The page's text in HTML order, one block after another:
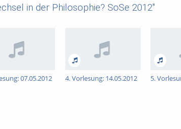
in der Philosophie? SoSe 2012"
07.05.2012 4. Vorlesung: 14.05.2012 5.